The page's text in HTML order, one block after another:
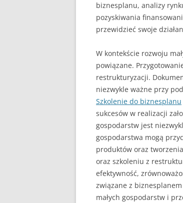
biznesplanu, analizy
pozyskiwania
przewidzieć swoje
W kontekście rozwoju
powiązane.
restrukturyzacji.
niezwykle ważne przy
Szkolenie do biznesplanu
sukcesów w realizacji
gospodarstw jest
gospodarstwa mogą
produktów oraz
oraz szkoleniu z
efektywność,
związane z
małych gospodarstw i